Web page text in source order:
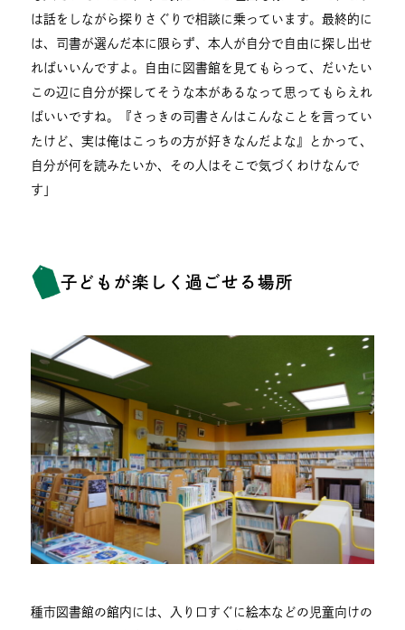
は話をしながら探りさぐりで相談に乗っています。最終的に
は、司書が選んだ本に限らず、本人が自分で自由に探し出せ
ればいいんですよ。自由に図書館を見てもらって、だいたい
この辺に自分が探してそうな本があるなって思ってもらえれ
ばいいですね。『さっきの司書さんはこんなことを言ってい
たけど、実は俺はこっちの方が好きなんだよな』とかって、
自分が何を読みたいか、その人はそこで気づくわけなんで
す」
子どもが楽しく過ごせる場所
種市図書館の館内には、入り口すぐに絵本などの児童向けの